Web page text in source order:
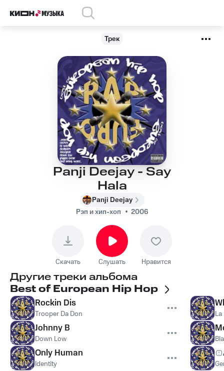
Трек
Panji Deejay - Say
Hala
Panji Deejay
Рэп и хип-хоп
2006
Скачать Слушать Нравится
Другие треки альбома
Best of European Hip Hop
Rockin Dis
Trooper Da Don
Johnny B
Down Low
Only Human
Identity
La